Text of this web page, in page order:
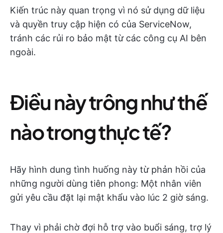
Kiến trúc này quan trọng vì nó sử dụng dữ liệu
và quyền truy cập hiện có của ServiceNow,
tránh các rủi ro bảo mật từ các công cụ AI bên
ngoài.
Điều này trông như thế
nào trong thực tế?
Hãy hình dung tình huống này từ phản hồi của
những người dùng tiên phong: Một nhân viên
gửi yêu cầu đặt lại mật khẩu vào lúc 2 giờ sáng.
Thay vì phải chờ đợi hỗ trợ vào buổi sáng, trợ lý